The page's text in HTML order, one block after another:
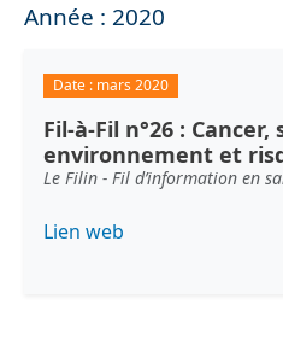
Année : 2020
Date : mars 2020
Fil-à-Fil n°26 : Cancer,
environnement et
Le Filin - Fil d’information en
Lien web